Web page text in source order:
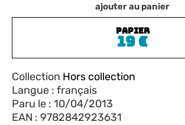
ajouter au panier
PAPIER
19€
Collection Hors collection
Langue : français
Paru le : 10/04/2013
EAN : 9782842923631